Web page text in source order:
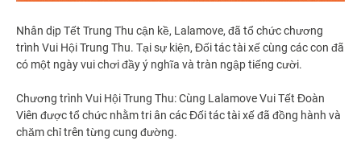
Nhân dịp Tết Trung Thu cận kề, Lalamove, đã tổ chức chương
trình Vui Hội Trung Thu. Tại sự kiện, Đối tác tài xế cùng các con đã
có một ngày vui chơi đầy ý nghĩa và tràn ngập tiếng cười.
Chương trình Vui Hội Trung Thu: Cùng Lalamove Vui Tết Đoàn
Viên được tổ chức nhằm tri ân các Đối tác tài xế đã đồng hành và
chăm chỉ trên từng cung đường.